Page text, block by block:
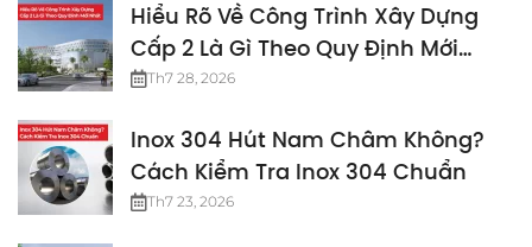
Hiểu Rõ Về Công Trình Xây Dựng
Cấp 2 Là Gì Theo Quy Định Mới
Nhất
Th7 28, 2026
Inox 304 Hút Nam Châm Không?
Cách Kiểm Tra Inox 304 Chuẩn
Th7 23, 2026